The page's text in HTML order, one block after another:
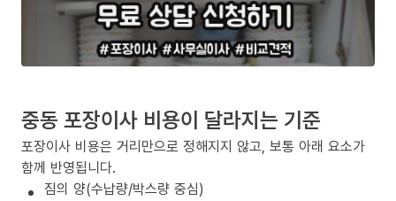
중동 포장이사 비용이 달라지는 기준
포장이사 비용은 거리만으로 정해지지 않고, 보통 아래 요소가
함께 반영됩니다.
짐의 양(수납량/박스량 중심)